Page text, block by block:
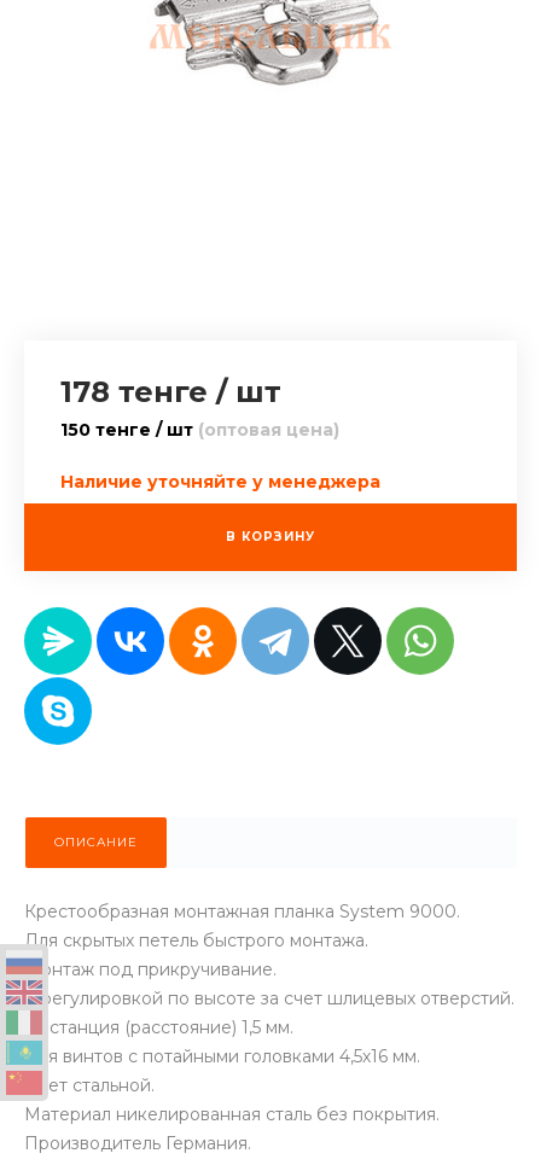
178 тенге / шт
150 тенге / шт (оптовая цена)
Наличие уточняйте у менеджера
В КОРЗИНУ
ОПИСАНИЕ
Крестообразная монтажная планка System 9000.
Для скрытых петель быстрого монтажа.
Монтаж под прикручивание.
С регулировкой по высоте за счет шлицевых отверстий.
Дистанция (расстояние) 1,5 мм.
Для винтов с потайными головками 4,5х16 мм.
Цвет стальной.
Материал никелированная сталь без покрытия.
Производитель Германия.